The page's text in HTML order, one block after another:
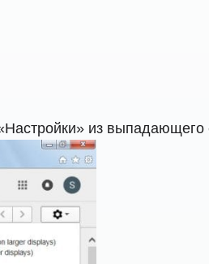
из выпадающего